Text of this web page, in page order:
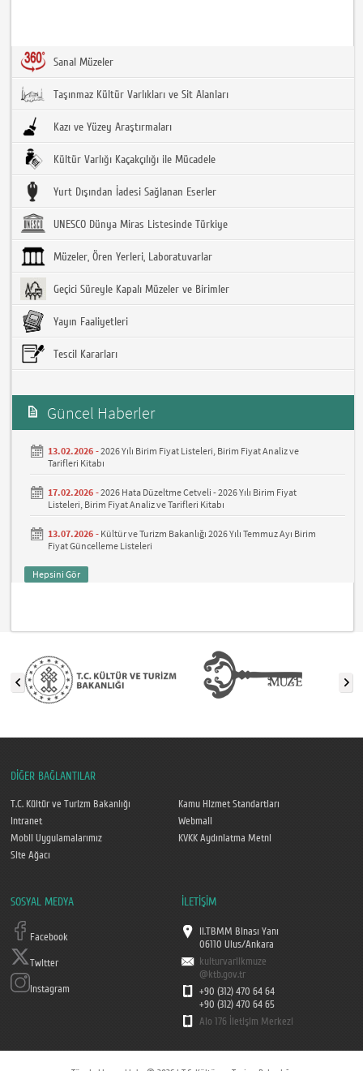
Sanal Müzeler
Taşınmaz Kültür Varlıkları ve Sit Alanları
Kazı ve Yüzey Araştırmaları
Kültür Varlığı Kaçakçılığı ile Mücadele
Yurt Dışından İadesi Sağlanan Eserler
UNESCO Dünya Miras Listesinde Türkiye
Müzeler, Ören Yerleri, Laboratuvarlar
Geçici Süreyle Kapalı Müzeler ve Birimler
Yayın Faaliyetleri
Tescil Kararları
Güncel Haberler
13.02.2026 -2026 Yılı Birim Fiyat Listeleri, Birim Fiyat Analiz ve
Tarifleri Kitabı
17.02.2026 -2026 Hata Düzeltme Cetveli - 2026 Yılı Birim Fiyat
Listeleri, Birim Fiyat Analiz ve Tarifleri Kitabı
13.07.2026 - Kültür ve Turizm Bakanlığı 2026 Yılı Temmuz Ayı Birim
Fiyat Güncelleme Listeleri
Hepsini Gör
DİĞER BAĞLANTILAR
T.C. Kültür ve Turizm Bakanlığı
Kamu Hizmet Standartları
Intranet
Webmail
Mobil Uygulamalarımız
KVKK Aydınlatma Metni
Site Ağacı
SOSYAL MEDYA
Facebook
Twitter
Instagram
İLETİŞİM
II.TBMM Binası Yanı
06110 Ulus/Ankara
kulturvarlikmuze
@ktb.gov.tr
+90 (312) 470 64 64
+90 (312) 470 64 65
Alo 176 İletişim Merkezi